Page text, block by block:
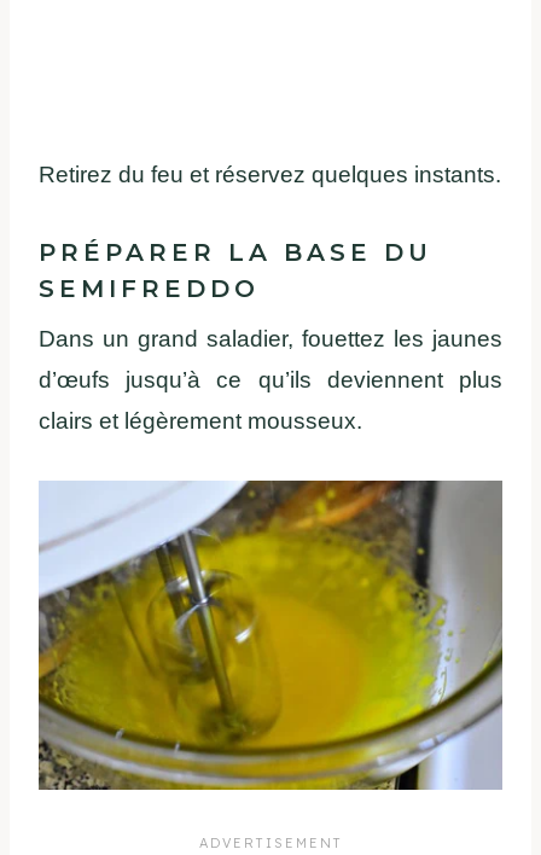
Retirez du feu et réservez quelques instants.
PRÉPARER LA BASE DU
SEMIFREDDO
Dans un grand saladier, fouettez les jaunes
d’œufs jusqu’à ce qu’ils deviennent plus
clairs et légèrement mousseux.